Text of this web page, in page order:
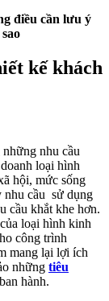
điều cần lưu ý
kế khách
nhu cầu
loại hình
hội, mức sống
nhu cầu sử dụng
cầu khắt khe hơn.
loại hình kinh
công trình
mang lại lợi ích
những tiêu
hành.